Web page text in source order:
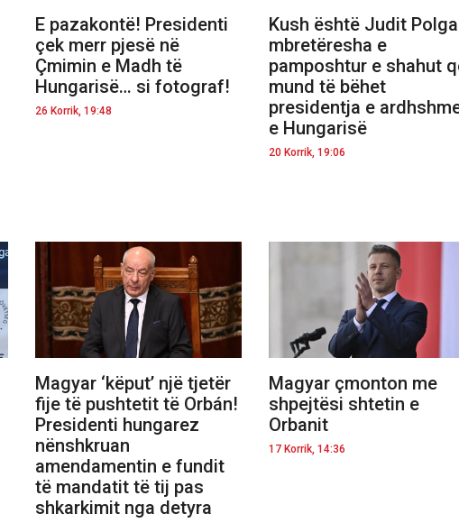
E pazakontë! Presidenti
çek merr pjesë në
Çmimin e Madh të
Hungarisë… si fotograf!
26 Korrik, 19:48
Kush është Judit
mbretëresha e
pamposhtur e shahut
mund të bëhet
presidentja e
e Hungarisë
20 Korrik, 19:06
Magyar ‘këput’ një tjetër
fije të pushtetit të Orbán!
Presidenti hungarez
nënshkruan
amendamentin e fundit
të mandatit të tij pas
shkarkimit nga detyra
Magyar çmonton me
shpejtësi shtetin e
Orbanit
17 Korrik, 14:36